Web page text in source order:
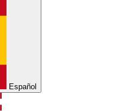
Español